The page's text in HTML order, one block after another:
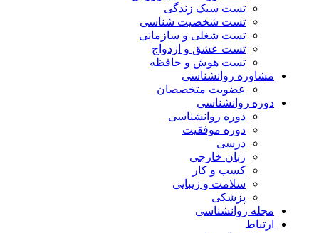
تست سبک زندگی
تست شخصیت شناسی
تست شغلی و سازمانی
تست عشق و ازدواج
تست هوش و حافظه
مشاوره روانشناسی
عضویت متخصصان
دوره روانشناسی
دوره روانشناسی
دوره موفقیت
درسی
زبان خارجی
کسب و کار
سلامت و زیبایی
پزشکی
مجله روانشناسی
ارتباط